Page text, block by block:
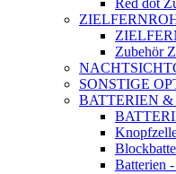
Red dot
Zubehör
SONSTIGE
BATTERIEN
Batterien